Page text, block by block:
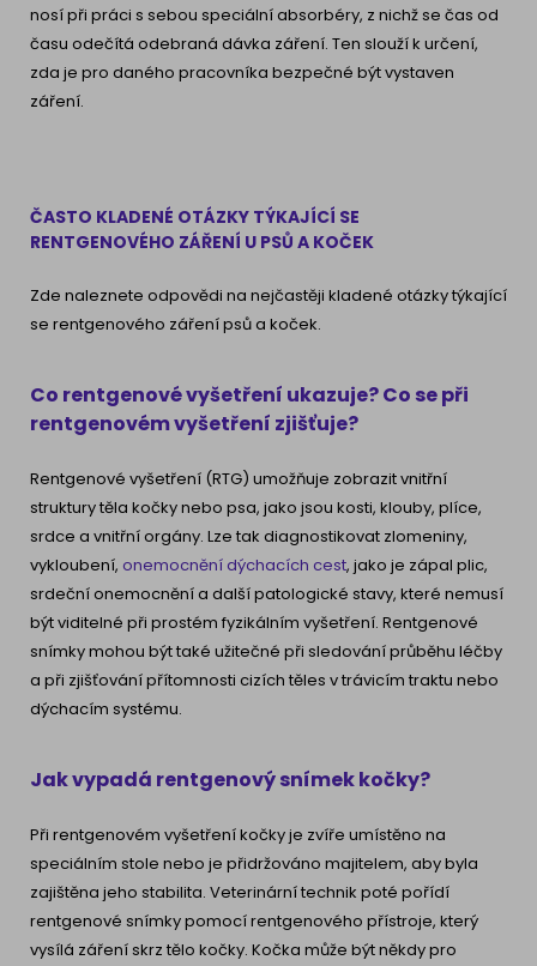
nosí při práci s sebou speciální absorbéry, z nichž se čas od
času odečítá odebraná dávka záření. Ten slouží k určení,
zda je pro daného pracovníka bezpečné být vystaven
záření.
ČASTO KLADENÉ OTÁZKY TÝKAJÍCÍ SE
RENTGENOVÉHO ZÁŘENÍ U PSŮ A KOČEK
Zde naleznete odpovědi na nejčastěji kladené otázky týkající
se rentgenového záření psů a koček.
Co rentgenové vyšetření ukazuje? Co se při
rentgenovém vyšetření zjišťuje?
Rentgenové vyšetření (RTG) umožňuje zobrazit vnitřní
struktury těla kočky nebo psa, jako jsou kosti, klouby, plíce,
srdce a vnitřní orgány. Lze tak diagnostikovat zlomeniny,
vykloubení, onemocnění dýchacích cest, jako je zápal plic,
srdeční onemocnění a další patologické stavy, které nemusí
být viditelné při prostém fyzikálním vyšetření. Rentgenové
snímky mohou být také užitečné při sledování průběhu léčby
a při zjišťování přítomnosti cizích těles v trávicím traktu nebo
dýchacím systému.
Jak vypadá rentgenový snímek kočky?
Při rentgenovém vyšetření kočky je zvíře umístěno na
speciálním stole nebo je přidržováno majitelem, aby byla
zajištěna jeho stabilita. Veterinární technik poté pořídí
rentgenové snímky pomocí rentgenového přístroje, který
vysílá záření skrz tělo kočky. Kočka může být někdy pro